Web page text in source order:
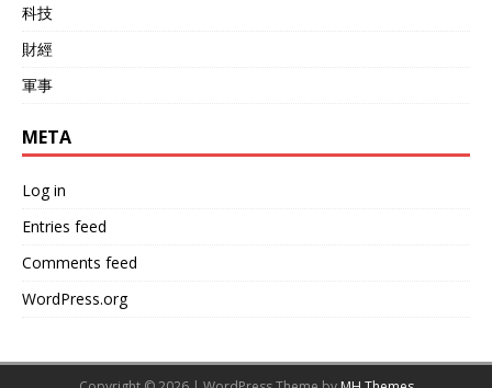
的恩情，只有可持续的共同
利益。无条件的“输血”，换
不来真正的朋友，甚至可能
养出对手。 这个教训深刻地
理念。今天我们看到的“一带
一路”倡议，其核心原则
调的是互利共赢。 每一个项
评估，确保合作方能够共同
发展、共享成果。这从根本
辙。 那些在拍卖会上被当成
告诫着后人：真正的友谊与
科技
財經
軍事
META
Log in
Entries feed
Comments feed
WordPress.org